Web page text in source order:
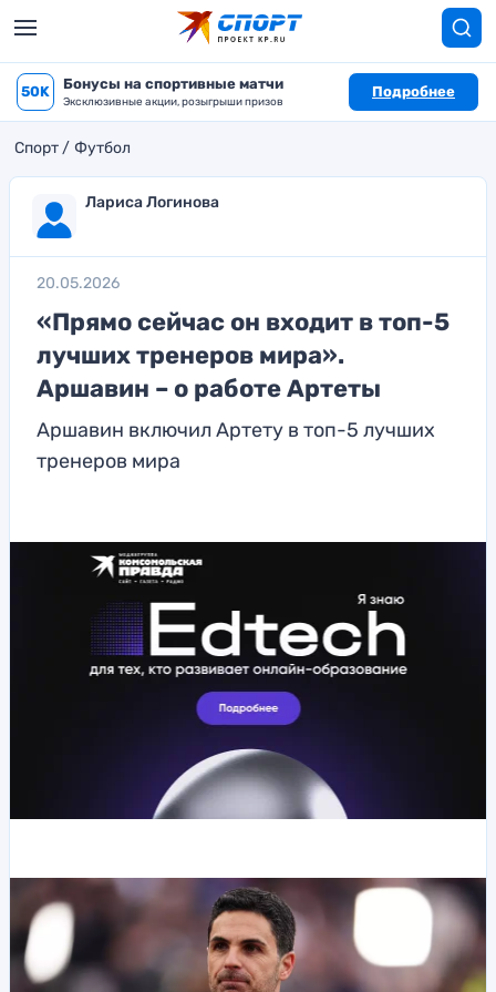
50K Бонусы на спортивные матчи
Эксклюзивные акции, розыгрыши призов
Подробнее
Спорт Футбол
Лариса Логинова
20.05.2026
«Прямо сейчас он входит в топ-5
лучших тренеров мира».
Аршавин – о работе Артеты
Аршавин включил Артету в топ-5 лучших
тренеров мира